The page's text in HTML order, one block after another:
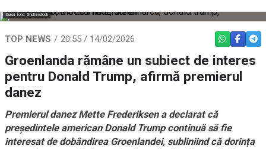
Sursă foto: Shutterstock
TOP NEWS 20:55 / 14/02/2026 WHATSAPP
Groenlanda rămâne un subiect de interes
pentru Donald Trump, afirmă premierul
danez
Premierul danez Mette Frederiksen a declarat că
președintele american Donald Trump continuă să fie
interesat de dobândirea Groenlandei, subliniind că dorința